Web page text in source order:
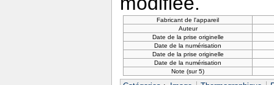
Fabricant de l'appareil
Auteur
Date de la prise originelle
Date de la numérisation
Date de la prise originelle
Date de la numérisation
Note (sur 5)